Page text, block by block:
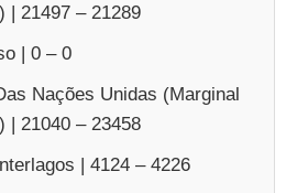
| 21497 – 21289
| 0 – 0
Nações Unidas (Marginal
| 21040 – 23458
| 4124 – 4226